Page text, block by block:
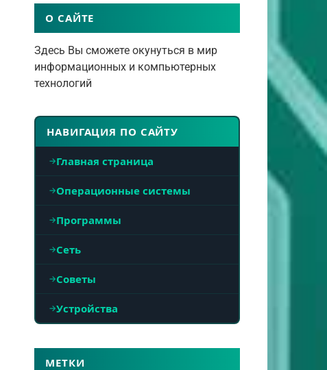
О САЙТЕ
Здесь Вы сможете окунуться в мир
информационных и компьютерных
технологий
НАВИГАЦИЯ ПО САЙТУ
Главная страница
Операционные системы
Программы
Сеть
Советы
Устройства
МЕТКИ